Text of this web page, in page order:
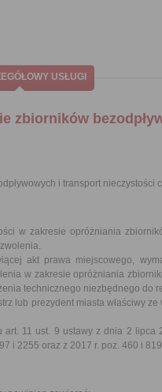
USŁUGI
zbiorników
i transport nieczystości
w zakresie opróżniania
akt prawa miejscowego,
w zakresie opróżniania
technicznego niezbędnego do
lub prezydent miasta właściwy
11 ust. 9 ustawy z dnia 2 lipca
i 2255 oraz z 2017 r. poz. 460 i